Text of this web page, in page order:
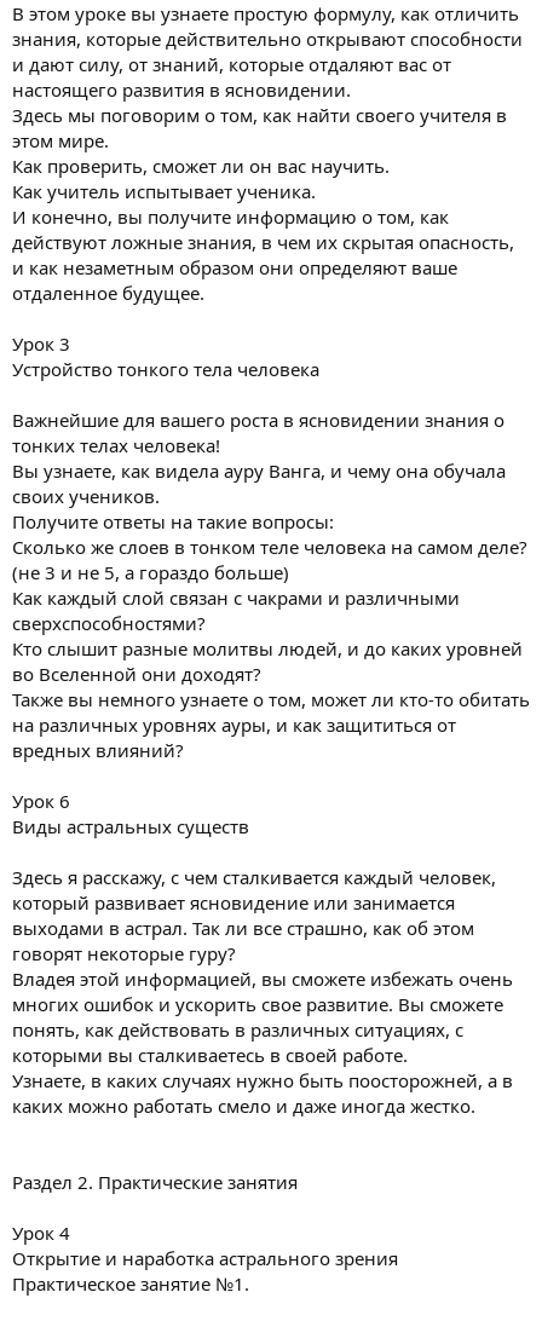
В этом уроке вы узнаете простую формулу, как отличить
знания, которые действительно открывают способности
и дают силу, от знаний, которые отдаляют вас от
настоящего развития в ясновидении.
Здесь мы поговорим о том, как найти своего учителя в
этом мире.
Как проверить, сможет ли он вас научить.
Как учитель испытывает ученика.
И конечно, вы получите информацию о том, как
действуют ложные знания, в чем их скрытая опасность,
и как незаметным образом они определяют ваше
отдаленное будущее.
Урок 3
Устройство тонкого тела человека
Важнейшие для вашего роста в ясновидении знания о
тонких телах человека!
Вы узнаете, как видела ауру Ванга, и чему она обучала
своих учеников.
Получите ответы на такие вопросы:
Сколько же слоев в тонком теле человека на самом деле?
(не 3 и не 5, а гораздо больше)
Как каждый слой связан с чакрами и различными
сверхспособностями?
Кто слышит разные молитвы людей, и до каких уровней
во Вселенной они доходят?
Также вы немного узнаете о том, может ли кто-то обитать
на различных уровнях ауры, и как защититься от
вредных влияний?
Урок 6
Виды астральных существ
Здесь я расскажу, с чем сталкивается каждый человек,
который развивает ясновидение или занимается
выходами в астрал. Так ли все страшно, как об этом
говорят некоторые гуру?
Владея этой информацией, вы сможете избежать очень
многих ошибок и ускорить свое развитие. Вы сможете
понять, как действовать в различных ситуациях, с
которыми вы сталкиваетесь в своей работе.
Узнаете, в каких случаях нужно быть поосторожней, а в
каких можно работать смело и даже иногда жестко.
Раздел 2. Практические занятия
Урок 4
Открытие и наработка астрального зрения
Практическое занятие №1.